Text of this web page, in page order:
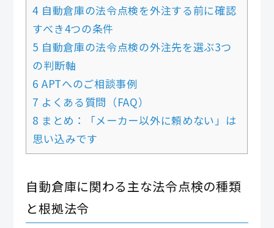
4 自動倉庫の法令点検を外注する前に確認
すべき4つの条件
5 自動倉庫の法令点検の外注先を選ぶ3つ
の判断軸
6 APTへのご相談事例
7 よくある質問（FAQ）
8 まとめ：「メーカー以外に頼めない」は
思い込みです
自動倉庫に関わる主な法令点検の種類
と根拠法令